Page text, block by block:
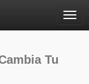
Menú
Tu Rutina
Tu